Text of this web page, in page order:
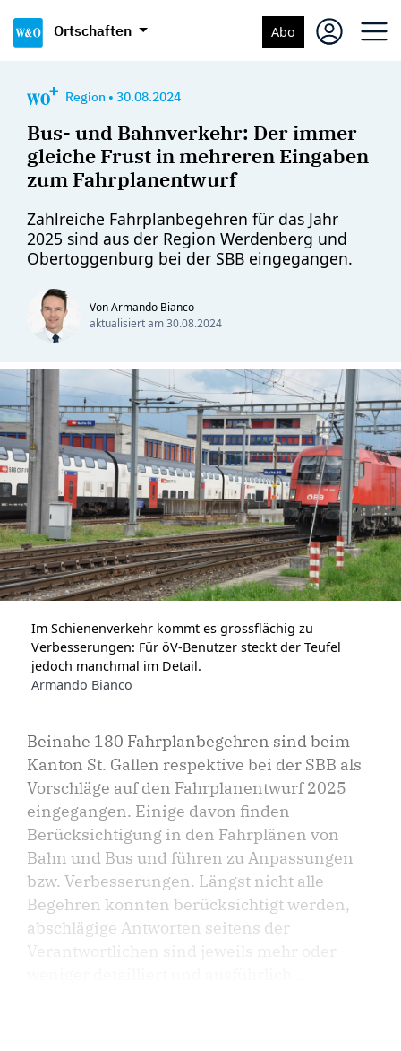
Ortschaften Abo
Region • 30.08.2024
Bus- und Bahnverkehr: Der immer
gleiche Frust in mehreren Eingaben
zum Fahrplanentwurf
Zahlreiche Fahrplanbegehren für das Jahr
2025 sind aus der Region Werdenberg und
Obertoggenburg bei der SBB eingegangen.
Von Armando Bianco
aktualisiert am30.08.2024
Im Schienenverkehr kommt es grossflächig zu
Verbesserungen: Für öV-Benutzer steckt der Teufel
jedoch manchmal im Detail.
Armando Bianco
Beinahe 180 Fahrplanbegehren sind beim
Kanton St. Gallen respektive bei der SBB als
Vorschläge auf den Fahrplanentwurf 2025
eingegangen. Einige davon finden
Berücksichtigung in den Fahrplänen von
Bahn und Bus und führen zu Anpassungen
bzw. Verbesserungen. Längst nicht alle
Begehren konnten berücksichtigt werden,
abschlägige Antworten seitens der
Verantwortlichen sind jeweils mehr oder